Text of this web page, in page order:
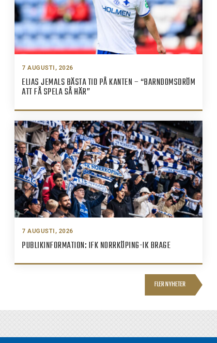
7 AUGUSTI, 2026
ELIAS JEMALS BÄSTA TID PÅ KANTEN – “BARNDOMSDRÖM
ATT FÅ SPELA SÅ HÄR”
7 AUGUSTI, 2026
PUBLIKINFORMATION: IFK NORRKÖPING-IK BRAGE
FLER NYHETER